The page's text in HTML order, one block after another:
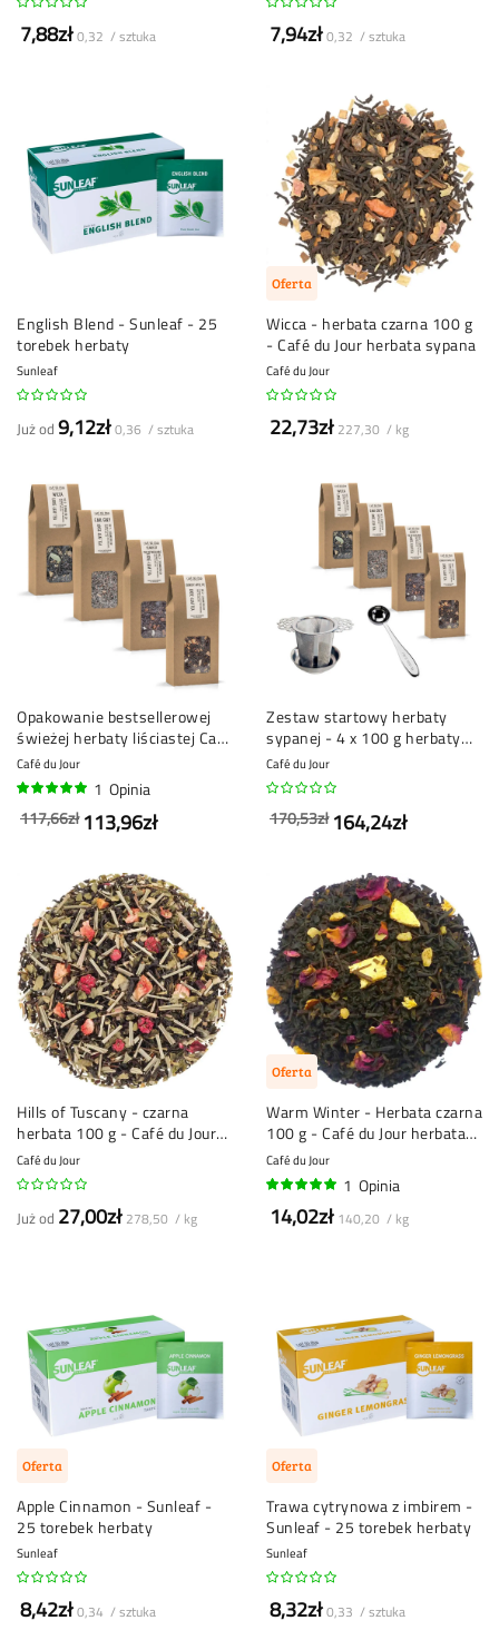
7,88zł0,32 / sztuka 7,94zł0,32 / sztuka
English Blend - Sunleaf - 25
torebek herbaty
Sunleaf
Już od 9,12zł0,36 / sztuka
Oferta
Wicca - herbata czarna 100 g
- Café du Jour herbata sypana
Café du Jour
22,73zł 227,30 / kg
Opakowanie bestsellerowej
świeżej herbaty liściastej Café
du Jour
Café du Jour
100%
1 Opinia
113,96zł
117,66zł
Zestaw startowy herbaty
sypanej - 4 x 100 g herbaty
sypanej z sitkiem do herbaty i
miarką
Café du Jour
164,24zł
170,53zł
Hills of Tuscany - czarna
herbata 100 g - Café du Jour
herbata sypana
Café du Jour
Już od 27,00zł 278,50 / kg
Oferta
Warm Winter - Herbata czarna
100 g - Café du Jour herbata
sypka
Café du Jour
1 Opinia
14,02zł 140,20 / kg
Oferta
Apple Cinnamon - Sunleaf -
25 torebek herbaty
Sunleaf
8,42zł0,34 / sztuka
Oferta
Trawa cytrynowa z imbirem -
Sunleaf - 25 torebek herbaty
Sunleaf
8,32zł0,33 / sztuka